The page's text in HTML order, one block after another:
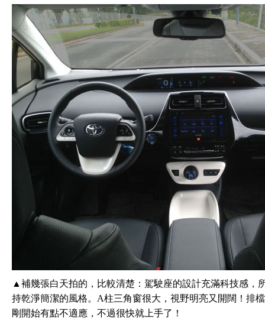
▲補幾張白天拍的，比較清楚：駕駛座的設計充滿科技感，
持乾淨簡潔的風格。A柱三角窗很大，視野明亮又開闊！排
剛開始有點不適應，不過很快就上手了！